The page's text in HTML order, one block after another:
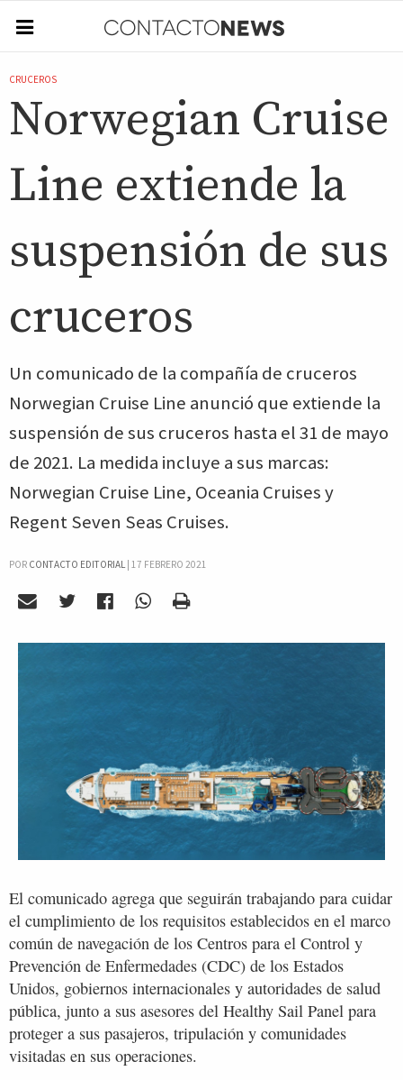
CRUCEROS
Norwegian Cruise
Line extiende la
suspensión de sus
cruceros
Un comunicado de la compañía de cruceros
Norwegian Cruise Line anunció que extiende la
suspensión de sus cruceros hasta el 31 de mayo
de 2021. La medida incluye a sus marcas:
Norwegian Cruise Line, Oceania Cruises y
Regent Seven Seas Cruises.
POR CONTACTO EDITORIAL| 17 FEBRERO 2021
El comunicado agrega que seguirán trabajando para cuidar
el cumplimiento de los requisitos establecidos en el marco
común de navegación de los Centros para el Control y
Prevención de Enfermedades (CDC) de los Estados
Unidos, gobiernos internacionales y autoridades de salud
pública, junto a sus asesores del Healthy Sail Panel para
proteger a sus pasajeros, tripulación y comunidades
visitadas en sus operaciones.